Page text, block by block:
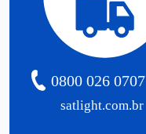
satlight.com.br
0800 026 0707